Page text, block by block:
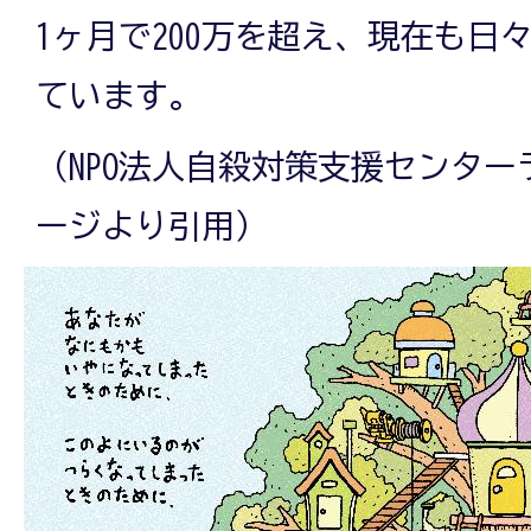
1ヶ月で200万を超え、現在も日
ています。
（NPO法人自殺対策支援センタ
ージより引用）